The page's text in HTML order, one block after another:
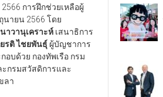
การฝึกช่วยเหลือผู้
นายน 2566 โดย
นาวานุเคราะห์ เสนาธิการ
รติ ไชยพันธุ์ ผู้บัญชาการ
บด้วย กองทัพเรือ กรม
ะกรมสวัสดิการและ
ลา